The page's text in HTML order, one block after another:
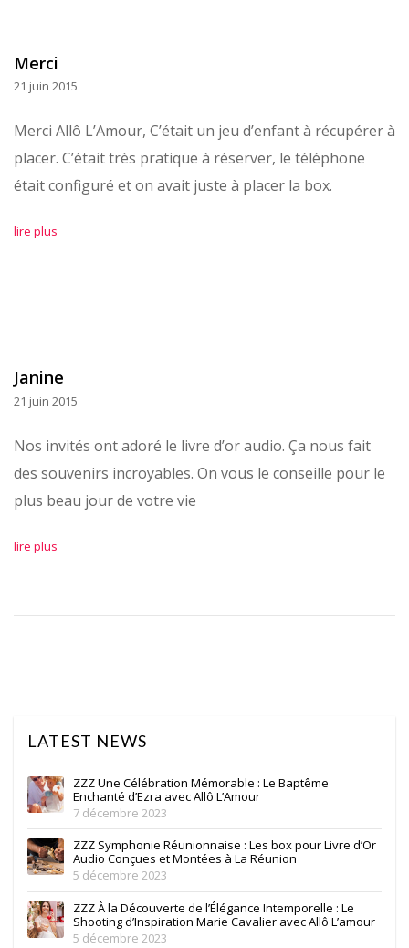
Merci
21 juin 2015
Merci Allô L’Amour, C’était un jeu d’enfant à récupérer à
placer. C’était très pratique à réserver, le téléphone
était configuré et on avait juste à placer la box.
lire plus
Janine
21 juin 2015
Nos invités ont adoré le livre d’or audio. Ça nous fait
des souvenirs incroyables. On vous le conseille pour le
plus beau jour de votre vie
lire plus
LATEST NEWS
ZZZ Une Célébration Mémorable : Le Baptême
Enchanté d’Ezra avec Allô L’Amour
7 décembre 2023
ZZZ Symphonie Réunionnaise : Les box pour Livre d’Or
Audio Conçues et Montées à La Réunion
5 décembre 2023
ZZZ À la Découverte de l’Élégance Intemporelle : Le
Shooting d’Inspiration Marie Cavalier avec Allô L’amour
5 décembre 2023